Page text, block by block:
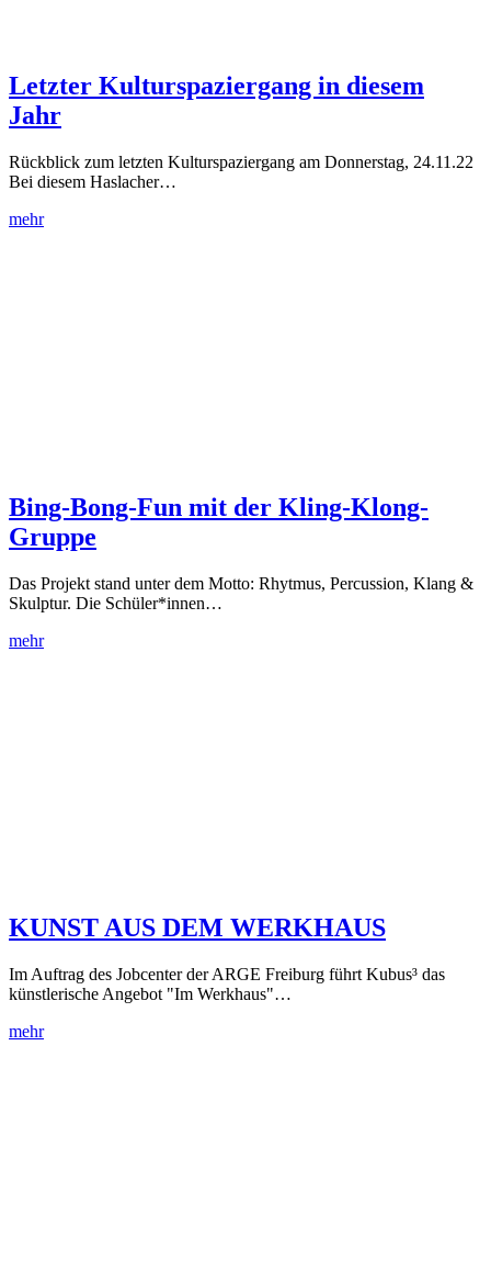
Letzter Kulturspaziergang in diesem
Jahr
Rückblick zum letzten Kulturspaziergang am Donnerstag, 24.11.22
Bei diesem Haslacher…
mehr
Bing-Bong-Fun mit der Kling-Klong-
Gruppe
Das Projekt stand unter dem Motto: Rhytmus, Percussion, Klang &
Skulptur. Die Schüler*innen…
mehr
KUNST AUS DEM WERKHAUS
Im Auftrag des Jobcenter der ARGE Freiburg führt Kubus³ das
künstlerische Angebot "Im Werkhaus"…
mehr